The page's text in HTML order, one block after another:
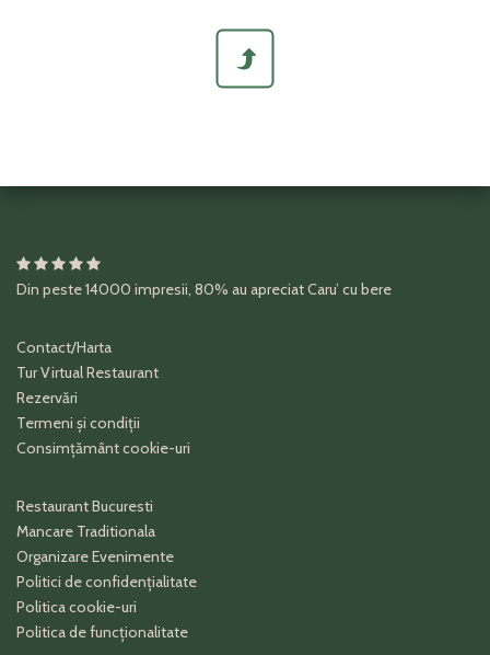
Din peste14000 impresii, 80% au apreciatCaru’ cu bere
Contact/Harta
Tur Virtual Restaurant
Rezervări
Termeni și condiții
Consimțământ cookie-uri
Restaurant Bucuresti
Mancare Traditionala
Organizare Evenimente
Politici de confidențialitate
Politica cookie-uri
Politica de funcționalitate